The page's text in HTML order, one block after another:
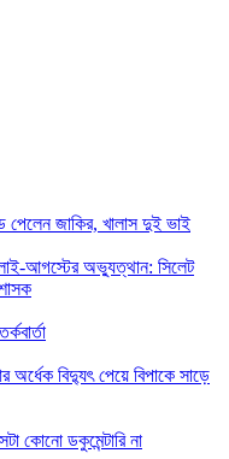
পেলেন জাকির, খালাস দুই ভাই
আগস্টের অভ্যুত্থান: সিলেট
অর্ধেক বিদ্যুৎ পেয়ে বিপাকে সাড়ে
কোনো ডকুমেন্টারি না